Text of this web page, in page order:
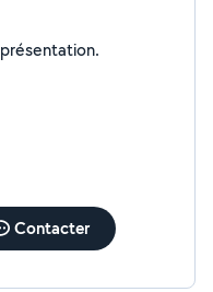
Je n'ai pas encore renseigné ma présentation.
Contacter